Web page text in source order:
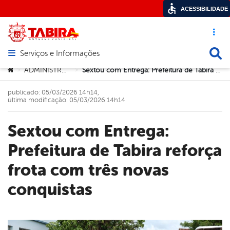
Acesso
Abrir menu principal de navegação
Serviços e Informações
Você está aqui:
> ADMINISTRAÇÃO > Sextou com Entrega: Prefeitura de Tabira reforça frota com três novas conquistas
Sextou com Entrega:
Prefeitura de Tabira reforça
frota com três novas
conquistas
publicado: 05/03/2026 14h14,
última modificação: 05/03/2026 14h14
ACESSIBILIDADE